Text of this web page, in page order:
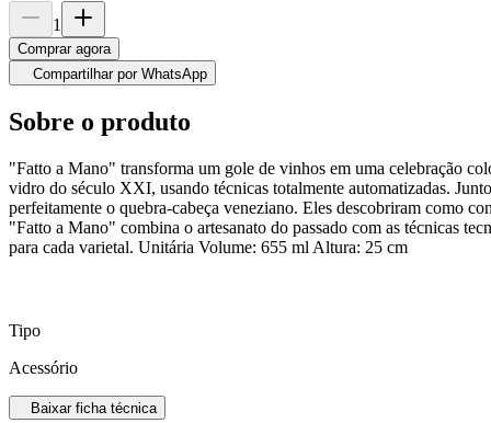
1
Comprar agora
Compartilhar por WhatsApp
Sobre o produto
"Fatto a Mano" transforma um gole de vinhos em uma celebração
vidro do século XXI, usando técnicas totalmente automatizadas.
perfeitamente o quebra-cabeça veneziano. Eles descobriram como
"Fatto a Mano" combina o artesanato do passado com as técnicas
para cada varietal. Unitária Volume: 655 ml Altura: 25 cm
Tipo
Acessório
Baixar ficha técnica